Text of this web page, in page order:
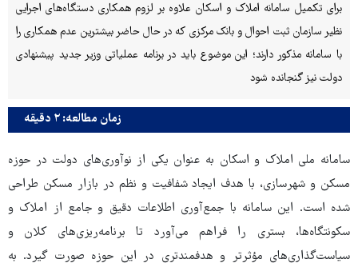
برای تکمیل سامانه املاک و اسکان علاوه بر لزوم همکاری دستگاه‌های اجرایی
نظیر سازمان ثبت احوال و بانک مرکزی که در حال حاضر بیشترین عدم همکاری را
با سامانه مذکور دارند؛ این موضوع باید در برنامه عملیاتی وزیر جدید پیشنهادی
دولت نیز گنجانده شود
زمان مطالعه: ۲ دقیقه
سامانه ملی املاک و اسکان به عنوان یکی از نوآوری‌های دولت در حوزه
مسکن و شهرسازی، با هدف ایجاد شفافیت و نظم در بازار مسکن طراحی
شده است. این سامانه با جمع‌آوری اطلاعات دقیق و جامع از املاک و
سکونتگاه‌ها، بستری را فراهم می‌آورد تا برنامه‌ریزی‌های کلان و
سیاست‌گذاری‌های مؤثرتر و هدفمندتری در این حوزه صورت گیرد. به